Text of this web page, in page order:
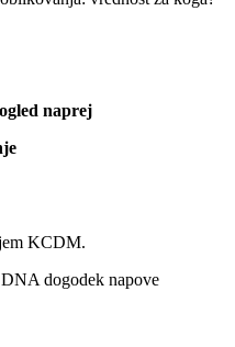
naprej
KCDM.
dogodek napove